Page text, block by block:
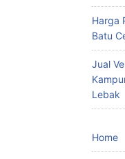
Harga
Batu
Jual
Lebak
Home